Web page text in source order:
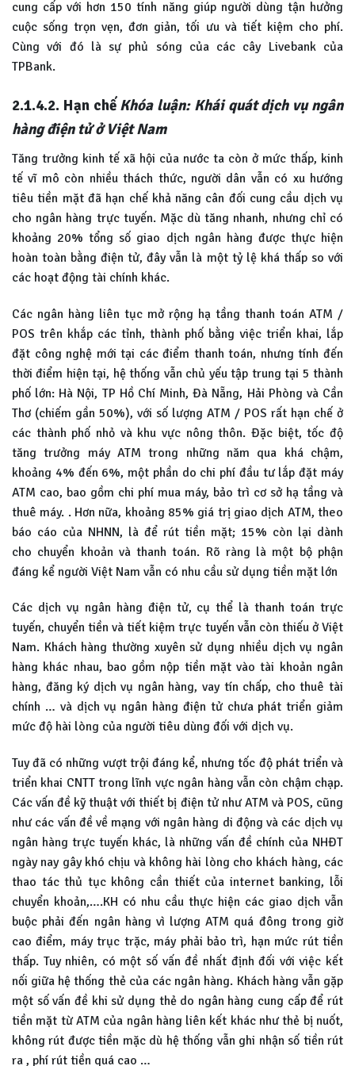
cung cấp với hơn 150 tính năng giúp người dùng tận hưởng
cuộc sống trọn vẹn, đơn giản, tối ưu và tiết kiệm cho phí.
Cùng với đó là sự phủ sóng của các cây Livebank của
TPBank.
2.1.4.2. Hạn chế Khóa luận: Khái quát dịch vụ ngân
hàng điện tử ở Việt Nam
Tăng trưởng kinh tế xã hội của nước ta còn ở mức thấp, kinh
tế vĩ mô còn nhiều thách thức, người dân vẫn có xu hướng
tiêu tiền mặt đã hạn chế khả năng cân đối cung cầu dịch vụ
cho ngân hàng trực tuyến. Mặc dù tăng nhanh, nhưng chỉ có
khoảng 20% tổng số giao dịch ngân hàng được thực hiện
hoàn toàn bằng điện tử, đây vẫn là một tỷ lệ khá thấp so với
các hoạt động tài chính khác.
Các ngân hàng liên tục mở rộng hạ tầng thanh toán ATM /
POS trên khắp các tỉnh, thành phố bằng việc triển khai, lắp
đặt công nghệ mới tại các điểm thanh toán, nhưng tính đến
thời điểm hiện tại, hệ thống vẫn chủ yếu tập trung tại 5 thành
phố lớn: Hà Nội, TP Hồ Chí Minh, Đà Nẵng, Hải Phòng và Cần
Thơ (chiếm gần 50%), với số lượng ATM / POS rất hạn chế ở
các thành phố nhỏ và khu vực nông thôn. Đặc biệt, tốc độ
tăng trưởng máy ATM trong những năm qua khá chậm,
khoảng 4% đến 6%, một phần do chi phí đầu tư lắp đặt máy
ATM cao, bao gồm chi phí mua máy, bảo trì cơ sở hạ tầng và
thuê máy. . Hơn nữa, khoảng 85% giá trị giao dịch ATM, theo
báo cáo của NHNN, là để rút tiền mặt; 15% còn lại dành
cho chuyển khoản và thanh toán. Rõ ràng là một bộ phận
đáng kể người Việt Nam vẫn có nhu cầu sử dụng tiền mặt lớn
Các dịch vụ ngân hàng điện tử, cụ thể là thanh toán trực
tuyến, chuyển tiền và tiết kiệm trực tuyến vẫn còn thiếu ở Việt
Nam. Khách hàng thường xuyên sử dụng nhiều dịch vụ ngân
hàng khác nhau, bao gồm nộp tiền mặt vào tài khoản ngân
hàng, đăng ký dịch vụ ngân hàng, vay tín chấp, cho thuê tài
chính … và dịch vụ ngân hàng điện tử chưa phát triển giảm
mức độ hài lòng của người tiêu dùng đối với dịch vụ.
Tuy đã có những vượt trội đáng kể, nhưng tốc độ phát triển và
triển khai CNTT trong lĩnh vực ngân hàng vẫn còn chậm chạp.
Các vấn đề kỹ thuật với thiết bị điện tử như ATM và POS, cũng
như các vấn đề về mạng với ngân hàng di động và các dịch vụ
ngân hàng trực tuyến khác, là những vấn đề chính của NHĐT
ngày nay gây khó chịu và không hài lòng cho khách hàng, các
thao tác thủ tục không cần thiết của internet banking, lỗi
chuyển khoản,….KH có nhu cầu thực hiện các giao dịch vẫn
buộc phải đến ngân hàng vì lượng ATM quá đông trong giờ
cao điểm, máy trục trặc, máy phải bảo trì, hạn mức rút tiền
thấp. Tuy nhiên, có một số vấn đề nhất định đối với việc kết
nối giữa hệ thống thẻ của các ngân hàng. Khách hàng vẫn gặp
một số vấn đề khi sử dụng thẻ do ngân hàng cung cấp để rút
tiền mặt từ ATM của ngân hàng liên kết khác như thẻ bị nuốt,
không rút được tiền mặc dù hệ thống vẫn ghi nhận số tiền rút
ra , phí rút tiền quá cao …